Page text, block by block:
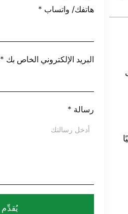
هاتفك/ واتساب *
البريد الإلكتروني الخاص بك *
رسالة *
يُقدِّم